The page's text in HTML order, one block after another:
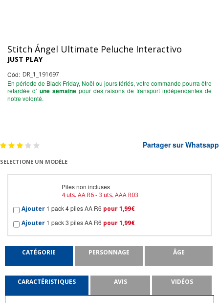
Stitch Ángel Ultimate Peluche Interactivo
JUST PLAY
Cód: DR_1_191697
En période de Black Friday, Noël ou jours fériés, votre commande pourra être
retardée d’ une semainepour des raisons de transport indépendantes de
notre volonté.
Partager sur Whatsapp
SELECTIONE UN MODÈLE
Piles non incluses
4 uts. AA R6 - 3 uts. AAA R03
Ajouter 1 pack 4 piles AA R6 pour 1,99€
Ajouter 1 pack 3 piles AA R6 pour 1,99€
CATÉGORIE PERSONNAGE ÂGE
CARACTÉRISTIQUES AVIS VIDÉOS